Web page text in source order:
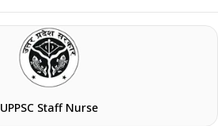
UPPSC Staff Nurse